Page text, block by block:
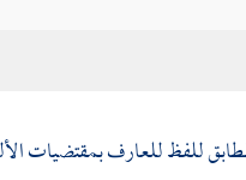
للفظ للعارف بمقتضيات